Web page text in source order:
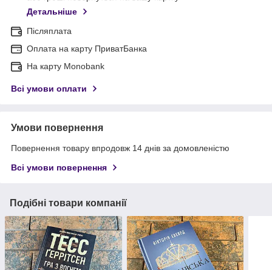
Детальніше
Післяплата
Оплата на карту ПриватБанка
На карту Monobank
Всі умови оплати
Умови повернення
Повернення товару впродовж 14 днів за домовленістю
Всі умови повернення
Подібні товари компанії